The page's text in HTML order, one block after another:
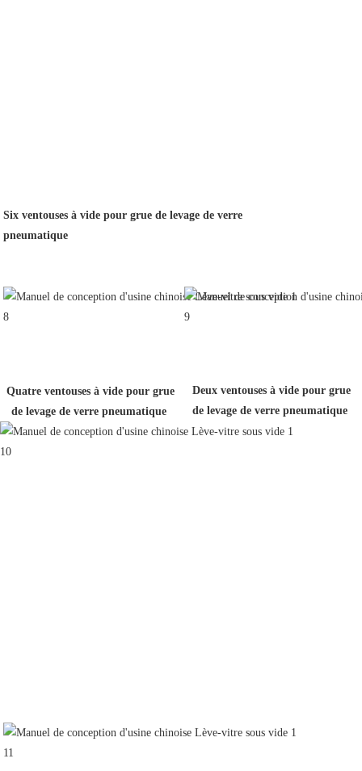
Six ventouses à vide pour grue de levage de verre
pneumatique
Quatre ventouses à vide pour grue
de levage de verre pneumatique
Deux ventouses à vide pour grue
de levage de verre pneumatique